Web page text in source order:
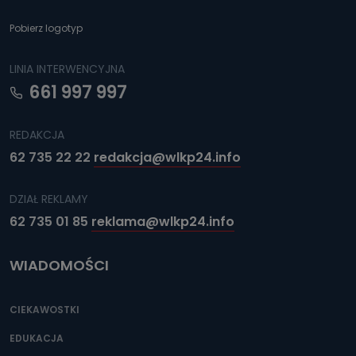
Pobierz logotyp
LINIA INTERWENCYJNA
661 997 997
REDAKCJA
62 735 22 22 redakcja@wlkp24.info
DZIAŁ REKLAMY
62 735 01 85 reklama@wlkp24.info
WIADOMOŚCI
CIEKAWOSTKI
EDUKACJA